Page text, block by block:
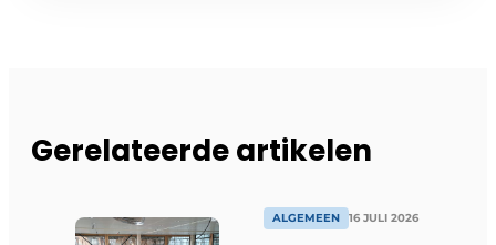
Gerelateerde artikelen
ALGEMEEN 16 JULI 2026